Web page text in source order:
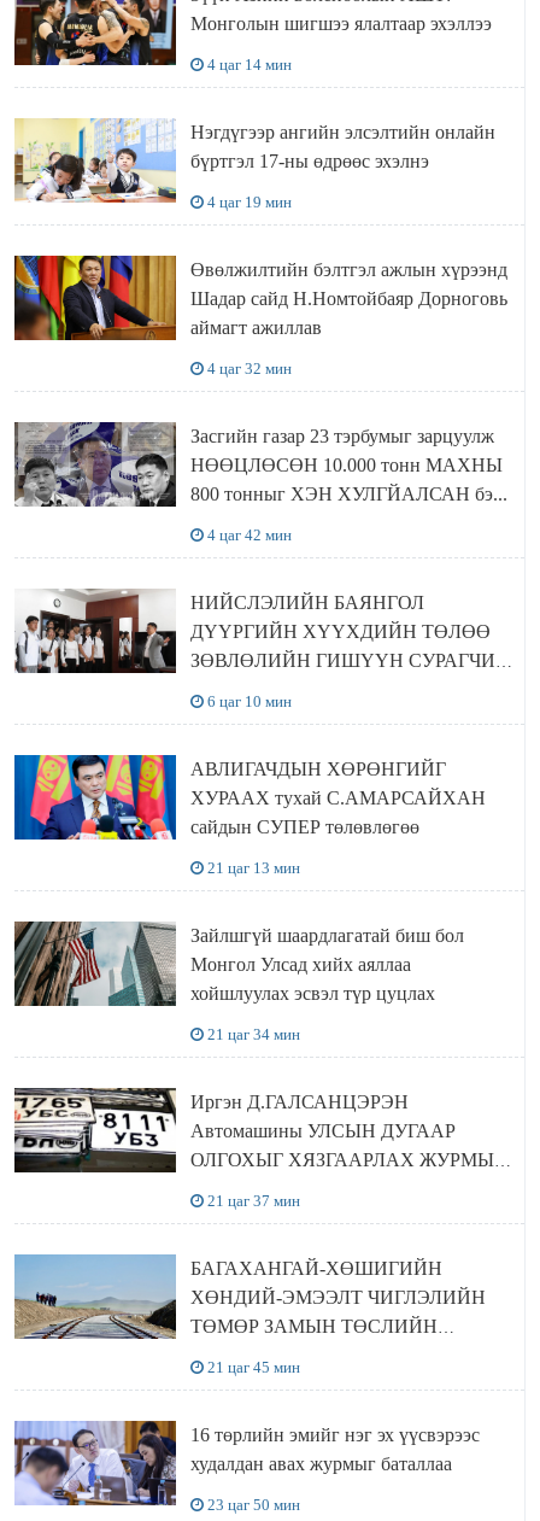
Монголын шигшээ ялалтаар эхэллээ
4 цаг 14 мин
Нэгдүгээр ангийн элсэлтийн онлайн
бүртгэл 17-ны өдрөөс эхэлнэ
4 цаг 19 мин
Өвөлжилтийн бэлтгэл ажлын хүрээнд
Шадар сайд Н.Номтойбаяр Дорноговь
аймагт ажиллав
4 цаг 32 мин
Засгийн газар 23 тэрбумыг зарцуулж
НӨӨЦЛӨСӨН 10.000 тонн МАХНЫ
800 тонныг ХЭН ХУЛГЙАЛСАН бэ...
4 цаг 42 мин
НИЙСЛЭЛИЙН БАЯНГОЛ
ДҮҮРГИЙН ХҮҮХДИЙН ТӨЛӨӨ
ЗӨВЛӨЛИЙН ГИШҮҮН СУРАГЧИД
6 цаг 10 мин
АВЛИГАЧДЫН ХӨРӨНГИЙГ
ХУРААХ тухай С.АМАРСАЙХАН
сайдын СУПЕР төлөвлөгөө
21 цаг 13 мин
Зайлшгүй шаардлагатай биш бол
Монгол Улсад хийх аяллаа
хойшлуулах эсвэл түр цуцлах
21 цаг 34 мин
Иргэн Д.ГАЛСАНЦЭРЭН
Автомашины УЛСЫН ДУГААР
ОЛГОХЫГ ХЯЗГААРЛАХ ЖУРМЫГ
21 цаг 37 мин
БАГАХАНГАЙ-ХӨШИГИЙН
ХӨНДИЙ-ЭМЭЭЛТ ЧИГЛЭЛИЙН
ТӨМӨР ЗАМЫН ТӨСЛИЙН
21 цаг 45 мин
16 төрлийн эмийг нэг эх үүсвэрээс
худалдан авах журмыг баталлаа
23 цаг 50 мин